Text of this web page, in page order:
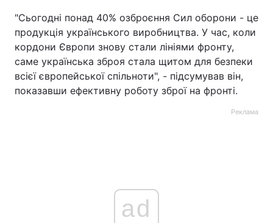
"Сьогодні понад 40% озброєння Сил оборони - це
продукція українського виробництва. У час, коли
кордони Європи знову стали лініями фронту,
саме українська зброя стала щитом для безпеки
всієї європейської спільноти", - підсумував він,
показавши ефективну роботу зброї на фронті.
Реклама
ad